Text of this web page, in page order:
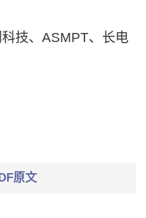
技、ASMPT、长电
原文